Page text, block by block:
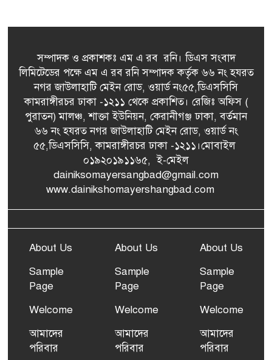
সম্পাদক ও প্রকাশকঃ এম এ রব রনি। ডিএস সংবাদ
লিমিটেডের পক্ষে এম এ রব রনি সম্পাদক কর্তৃক ৬৬ নং হযরত
নগর জাউলাহাটি মেইন রোড, ওয়ার্ড নং৫৫,ডিএসসিসি
কামরাঙ্গীরচর ঢাকা -১২১১ থেকে প্রকাশিত। রেজিঃ অফিস (
পুরাতন) মালঞ্চ, শাক্তা ইউনিয়ন, কেরানীগঞ্জ ঢাকা, বর্তমান
৬৬ নং হযরত নগর জাউলাহাটি মেইন রোড, ওয়ার্ড নং
৫৫,ডিএসসিসি, কামরাঙ্গীরচর ঢাকা -১২১১।মোবাইল
০১৯২০১৯১১৬৫, ই-মেইল
dainiksomayersangbad@gmail.com
www.dainikshomayershangbad.com
About Us
Sample
Page
Welcome
আমাদের
পরিবার
About Us
Sample
Page
Welcome
আমাদের
পরিবার
About Us
Sample
Page
Welcome
আমাদের
পরিবার